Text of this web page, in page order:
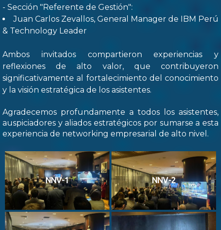
- Sección "Referente de Gestión":
Juan Carlos Zevallos, General Manager de IBM Perú
& Technology Leader
Ambos invitados compartieron experiencias y
reflexiones de alto valor, que contribuyeron
significativamente al fortalecimiento del conocimiento
y la visión estratégica de los asistentes.
Agradecemos profundamente a todos los asistentes,
auspiciadores y aliados estratégicos por sumarse a esta
experiencia de networking empresarial de alto nivel.
NNV-1 NNV-2